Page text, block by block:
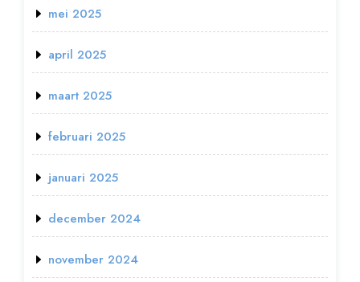
mei 2025
april 2025
maart 2025
februari 2025
januari 2025
december 2024
november 2024